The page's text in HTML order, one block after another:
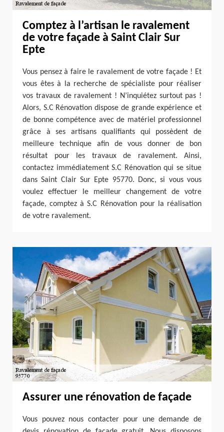
Comptez à l’artisan le ravalement
de votre façade à Saint Clair Sur
Epte
Vous pensez à faire le ravalement de votre façade ! Et
vous êtes à la recherche de spécialiste pour réaliser
vos travaux de ravalement ! N’inquiétez surtout pas !
Alors, S.C Rénovation dispose de grande expérience et
de bonne compétence avec de matériel professionnel
grâce à ses artisans qualifiants qui possèdent de
meilleure technique afin de vous donner de bon
résultat pour les travaux de ravalement. Ainsi,
contactez immédiatement S.C Rénovation qui se situe
dans Saint Clair Sur Epte 95770. Donc, si vous vous
voulez effectuer le meilleur changement de votre
façade, comptez à S.C Rénovation pour la réalisation
de votre ravalement.
Assurer une rénovation de façade
Vous pouvez nous contacter pour une demande de